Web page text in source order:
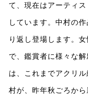
て、現在はアーティ
しています。中村の
り返し登場します。
で、鑑賞者に様々な
は、これまでアクリ
村が、昨年秋ごろか